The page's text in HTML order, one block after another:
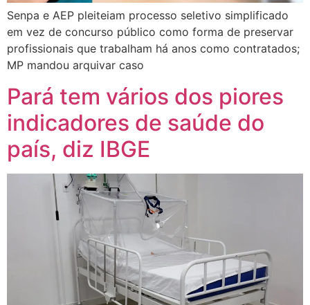
Senpa e AEP pleiteiam processo seletivo simplificado
em vez de concurso público como forma de preservar
profissionais que trabalham há anos como contratados;
MP mandou arquivar caso
Pará tem vários dos piores
indicadores de saúde do
país, diz IBGE